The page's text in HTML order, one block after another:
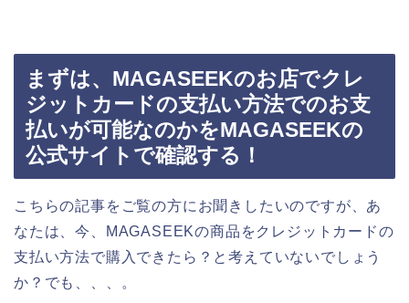
まずは、MAGASEEKのお店でクレ
ジットカードの支払い方法でのお支
払いが可能なのかをMAGASEEKの
公式サイトで確認する！
こちらの記事をご覧の方にお聞きしたいのですが、あ
なたは、今、MAGASEEKの商品をクレジットカードの
支払い方法で購入できたら？と考えていないでしょう
か？でも、、、。